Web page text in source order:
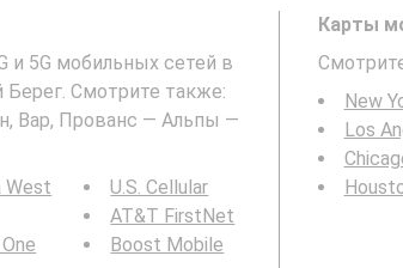
и 5G мобильных сетей в
Смотрите также:
Вар, Прованс — Альпы —
West
U.S. Cellular
AT&T FirstNet
Boost Mobile
Карты
New
Los